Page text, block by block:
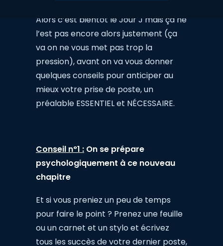
Alors c’est bientôt le Jour J mais ça ne
l’est pas encore alors justement (ça
va on ne vous met pas trop la
pression), avant on va vous donner
quelques conseils pour anticiper au
mieux votre prise de poste, un
préalable ESSENTIEL et NÉCESSAIRE.
Conseil n°1 : On se prépare
psychologiquement à ce nouveau
chapitre
Et si vous preniez un peu de temps
pour faire le point ? Prenez une feuille
ou un carnet et un stylo et écrivez
tous les succès de votre dernier poste,